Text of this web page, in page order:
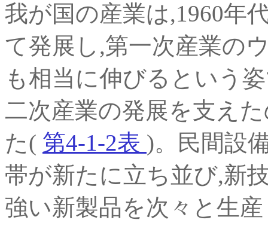
我が国の産業は,1960年
て発展し,第一次産業の
も相当に伸びるという
二次産業の発展を支え
た( 第4-1-2表 )。民間設
帯が新たに立ち並び,新
強い新製品を次々と生